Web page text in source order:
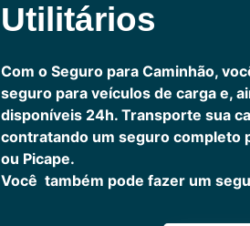
Utilitários
Com o Seguro para Caminhão,
seguro para veículos de carga e,
disponíveis 24h. Transporte sua
contratando um seguro completo
ou Picape.
Você também pode fazer um